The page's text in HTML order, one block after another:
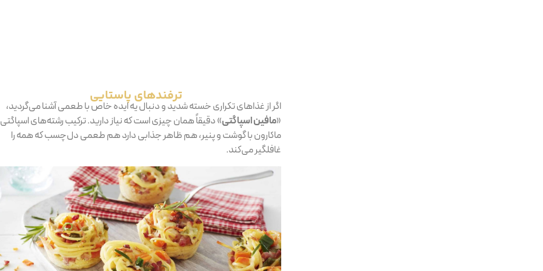
‫ترفندهای‬ ‫پاستایی‬
اگر از غذاهای تکراری خسته شدید و دنبال یه ایده‌ خاص با طعمی آشنا می‌گردید،
«مافین اسپاگتی» دقیقاً همان چیزی است که نیاز دارید. ترکیب رشته‌های اسپاگتی
ماکارون با گوشت و پنیر، هم ظاهر جذابی دارد هم طعمی دل‌چسب که همه را
غافلگیر می‌کند.